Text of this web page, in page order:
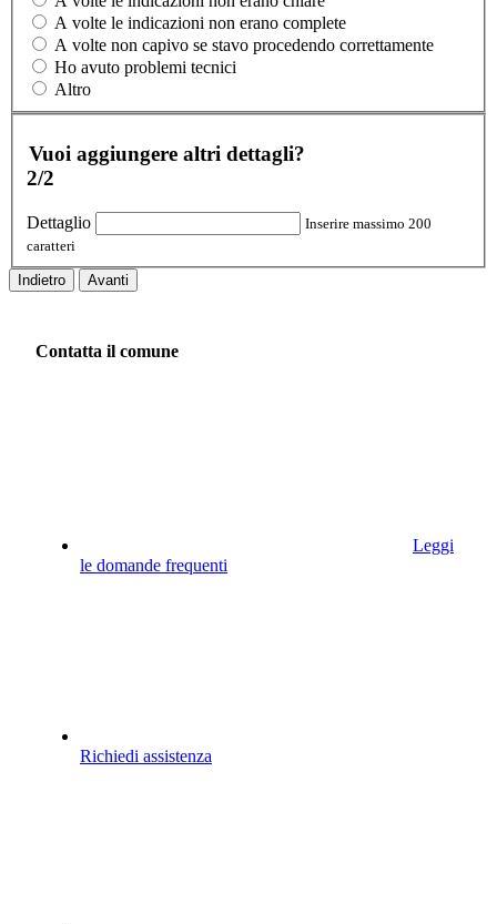
A volte le indicazioni non erano complete
A volte non capivo se stavo procedendo correttamente
Ho avuto problemi tecnici
Altro
Vuoi aggiungere altri dettagli?
2/2
Dettaglio
Inserire massimo 200
caratteri
Indietro Avanti
Contatta il comune
Leggi
le domande frequenti
Richiedi assistenza